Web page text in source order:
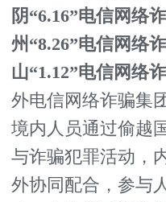
阴“6.16”电信网络
州“8.26”电信网络
山“1.12”电信网络
外电信网络诈骗集
境内人员通过偷越
与诈骗犯罪活动，
外协同配合，参与